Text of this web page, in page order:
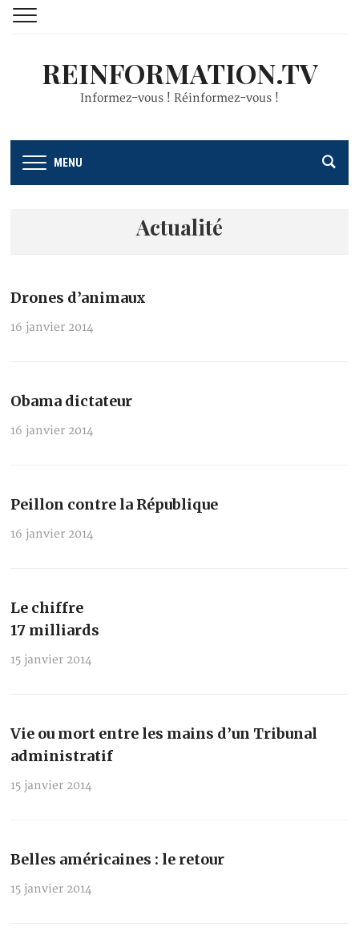
REINFORMATION.TV
Informez-vous ! Réinformez-vous !
MENU
Actualité
Drones d’animaux
16 janvier 2014
Obama dictateur
16 janvier 2014
Peillon contre la République
16 janvier 2014
Le chiffre
17 milliards
15 janvier 2014
Vie ou mort entre les mains d’un Tribunal
administratif
15 janvier 2014
Belles américaines : le retour
15 janvier 2014